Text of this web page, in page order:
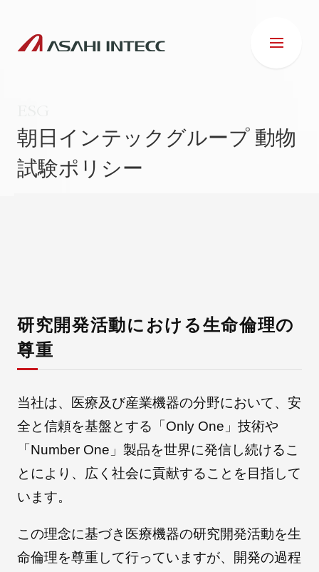
会社情報
ESG
採用情報
自社ブランド製品 医療機器・医療部材・産業部材
朝日インテックグループ 動物
試験ポリシー
研究開発活動における生命倫理の
尊重
当社は、医療及び産業機器の分野において、安
全と信頼を基盤とする「Only One」技術や
「Number One」製品を世界に発信し続けるこ
とにより、広く社会に貢献することを目指して
います。
この理念に基づき医療機器の研究開発活動を生
命倫理を尊重して行っていますが、開発の過程